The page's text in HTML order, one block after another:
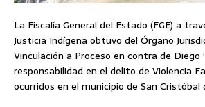
La Fiscalía General del Estado (FGE) a
Justicia Indígena obtuvo del Órgano
Vinculación a Proceso en contra de Diego
responsabilidad en el delito de Violencia
ocurridos en el municipio de San Cristóbal